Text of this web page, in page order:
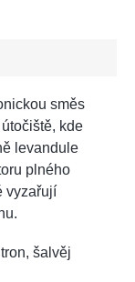
směs
kde
levandule
plného
vyzařují
šalvěj